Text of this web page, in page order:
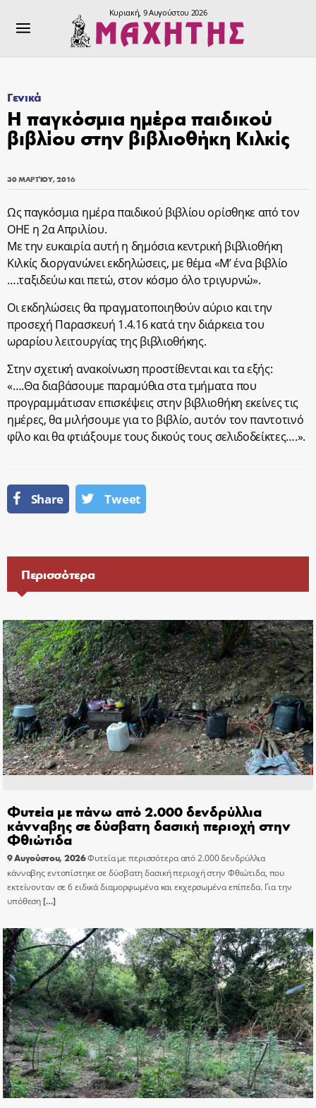
Κυριακή, 9 Αυγούστου 2026
Γενικά
Η παγκόσμια ημέρα παιδικού
βιβλίου στην βιβλιοθήκη Κιλκίς
30 ΜΑΡΤΊΟΥ, 2016
Ως παγκόσμια ημέρα παιδικού βιβλίου ορίσθηκε από τον
ΟΗΕ η 2α Απριλίου.
Με την ευκαιρία αυτή η δημόσια κεντρική βιβλιοθήκη
Κιλκίς διοργανώνει εκδηλώσεις, με θέμα «Μ’ ένα βιβλίο
….ταξιδεύω και πετώ, στον κόσμο όλο τριγυρνώ».
Οι εκδηλώσεις θα πραγματοποιηθούν αύριο και την
προσεχή Παρασκευή 1.4.16 κατά την διάρκεια του
ωραρίου λειτουργίας της βιβλιοθήκης.
Στην σχετική ανακοίνωση προστίθενται και τα εξής:
«….Θα διαβάσουμε παραμύθια στα τμήματα που
προγραμμάτισαν επισκέψεις στην βιβλιοθήκη εκείνες τις
ημέρες, θα μιλήσουμε για το βιβλίο, αυτόν τον παντοτινό
φίλο και θα φτιάξουμε τους δικούς τους σελιδοδείκτες….».
Share Tweet
Περισσότερα
Φυτεία με πάνω από 2.000 δενδρύλλια
κάνναβης σε δύσβατη δασική περιοχή στην
Φθιώτιδα
9 Αυγούστου, 2026Φυτεία με περισσότερα από 2.000 δενδρύλλια
κάνναβης εντοπίστηκε σε δύσβατη δασική περιοχή στην Φθιώτιδα, που
εκτείνονταν σε 6 ειδικά διαμορφωμένα και εκχερσωμένα επίπεδα. Για την
υπόθεση[…]